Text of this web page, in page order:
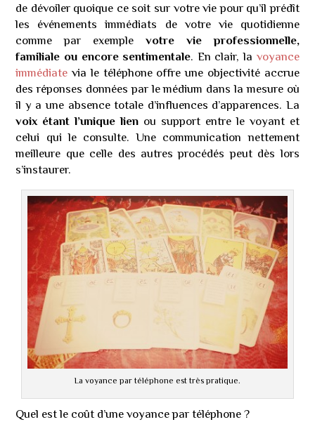
de dévoiler quoique ce soit sur votre vie pour qu’il prédît
les événements immédiats de votre vie quotidienne
comme par exemple votre vie
professionnelle,
familiale ou encore sentimentale. En clair, la voyance
immédiate via le téléphone offre une objectivité accrue
des réponses données par le médium dans la mesure où
il y a une absence totale d’influences d’apparences. La
voix étant l’unique lien ou support entre le voyant et
celui qui le consulte. Une communication nettement
meilleure que celle des autres procédés peut dès lors
s’instaurer.
La voyance par téléphone est très pratique.
Quel est le coût d’une voyance par téléphone ?